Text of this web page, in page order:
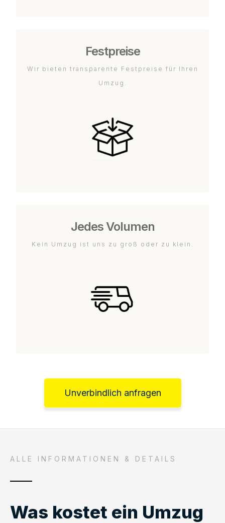
Festpreise
Wir bieten transparente Festpreise für Ihren
Umzug.
Jedes Volumen
Kein Umzug ist uns zu groß oder zu klein.
Unverbindlich anfragen
ALLE INFORMATIONEN & DETAILS
Was kostet ein Umzug